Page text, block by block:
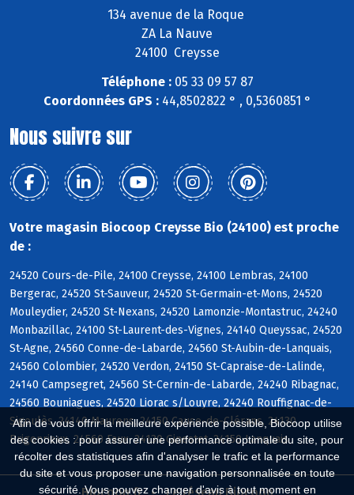
Afin de vous offrir la meilleure expérience possible, Biocoop utilise
des cookies : pour assurer une performance optimale du site, pour
récolter des statistiques afin d'analyser le trafic et la performance
du site et vous proposer une navigation personnalisée en toute
sécurité. Vous pouvez changer d'avis à tout moment en
134 avenue de la Roque
ZA La Nauve
24100 Creysse
Téléphone :05 33 09 57 87
Coordonnées GPS :44,8502822 ° , 0,5360851 °
Nous suivre sur
Votre magasin Biocoop Creysse Bio (24100) est proche
de :
24520 Cours-de-Pile, 24100 Creysse, 24100 Lembras, 24100
Bergerac, 24520 St-Sauveur, 24520 St-Germain-et-Mons, 24520
Mouleydier, 24520 St-Nexans, 24520 Lamonzie-Montastruc, 24240
Monbazillac, 24100 St-Laurent-des-Vignes, 24140 Queyssac, 24520
St-Agne, 24560 Conne-de-Labarde, 24560 St-Aubin-de-Lanquais,
24560 Colombier, 24520 Verdon, 24150 St-Capraise-de-Lalinde,
24140 Campsegret, 24560 St-Cernin-de-Labarde, 24240 Ribagnac,
24560 Bouniagues, 24520 Liorac s/Louyre, 24240 Rouffignac-de-
Sigoulès, 24140 Maurens, 24150 Cause-de-Clérans, 24130
Prigonrieux, 24560 Faux, 24130 Ginestet, 24150 Lanquais
Biocoop.fr Le réseau Biocoop